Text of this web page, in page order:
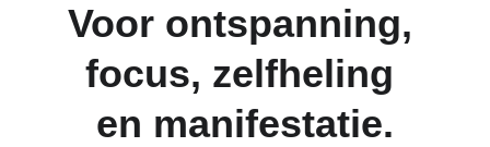
Voor ontspanning,
focus, zelfheling
en manifestatie.